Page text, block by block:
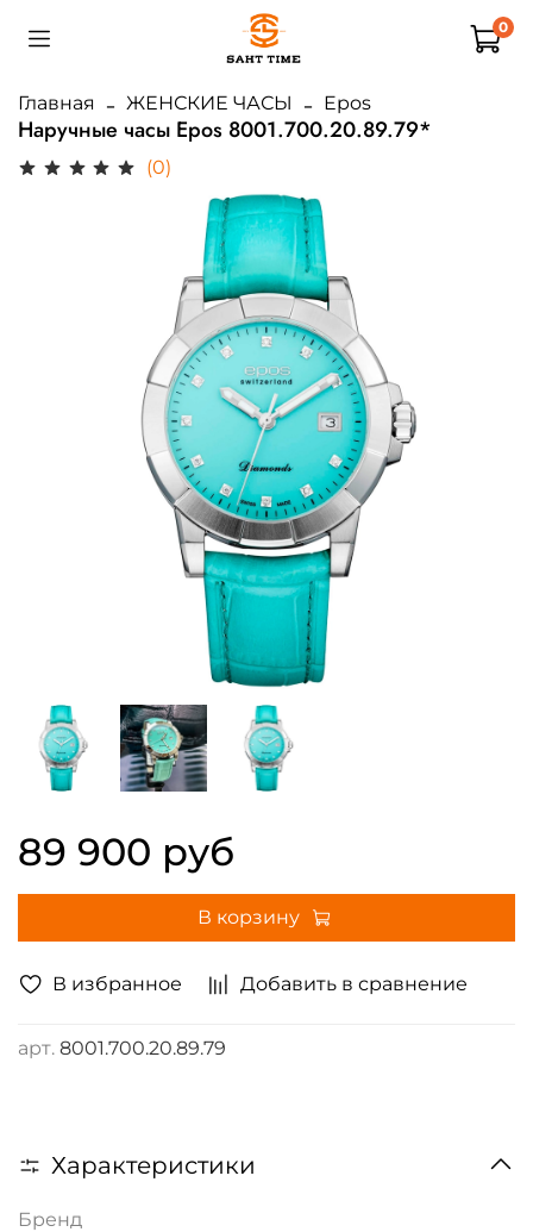
0
Главная ЖЕНСКИЕ ЧАСЫ Epos
Наручные часы Epos 8001.700.20.89.79*
(0)
В избранное Добавить в сравнение
арт. 8001.700.20.89.79
89 900 руб
В корзину
Характеристики
Бренд